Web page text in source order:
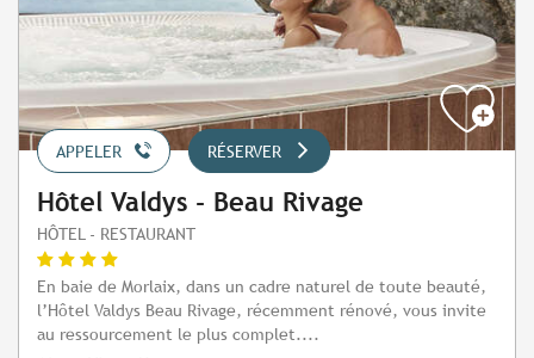
APPELER RÉSERVER
Hôtel Valdys - Beau Rivage
HÔTEL - RESTAURANT
En baie de Morlaix, dans un cadre naturel de toute beauté,
l’Hôtel Valdys Beau Rivage, récemment rénové, vous invite
au ressourcement le plus complet....